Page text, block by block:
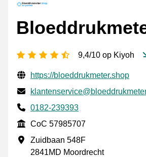
9,4/10 op Kiyoh
Informations de contact vérifiées
Website URL
https://bloeddrukmeter.shop
E-mail
Phone number
0182-239393
CoC
CoC 57985707
Adresse professionnelle
Zuidbaan 548F
2841MD Moordrecht